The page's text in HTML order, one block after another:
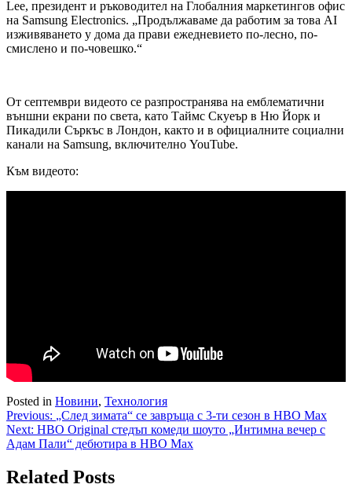
Lee, президент и ръководител на Глобалния маркетингов офис
на Samsung Electronics. „Продължаваме да работим за това AI
изживяването у дома да прави ежедневието по-лесно, по-
смислено и по-човешко.“
От септември видеото се разпространява на емблематични
външни екрани по света, като Таймс Скуеър в Ню Йорк и
Пикадили Съркъс в Лондон, както и в официалните социални
канали на Samsung, включително YouTube.
Към видеото:
Posted in Новини, Технология
Навигация
Previous: „След зимата“ се завръща с 3-ти сезон в HBO Max
Next: HBO Original стедъп комеди шоуто „Интимна вечер с
Адам Пали“ дебютира в HBO Max
Related Posts